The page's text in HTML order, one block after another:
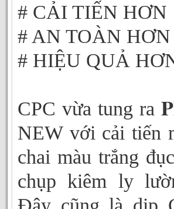
# CẢI TIẾN HƠN
# AN TOÀN HƠN
# HIỆU QUẢ
CPC vừa tung
NEW với cải tiến
chai màu trắng
chụp kiêm ly